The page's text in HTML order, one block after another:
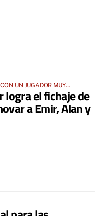
UN JUGADOR MUY
DEL CAMPO
logra el fichaje de
a Emir, Alan y